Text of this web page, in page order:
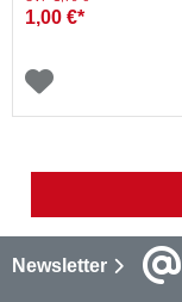
1,00 €*
Newsletter